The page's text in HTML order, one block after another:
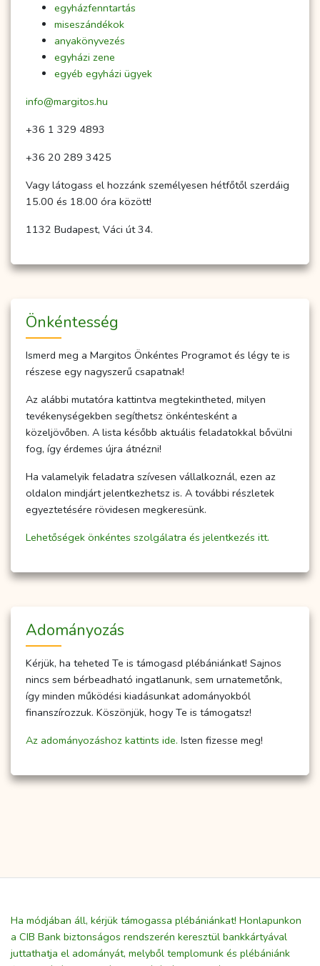
egyházfenntartás
miseszándékok
anyakönyvezés
egyházi zene
egyéb egyházi ügyek
info@margitos.hu
+36 1 329 4893
+36 20 289 3425
Vagy látogass el hozzánk személyesen hétfőtől szerdáig
15.00 és 18.00 óra között!
1132 Budapest, Váci út 34.
Önkéntesség
Ismerd meg a Margitos Önkéntes Programot és légy te is
részese egy nagyszerű csapatnak!
Az alábbi mutatóra kattintva megtekintheted, milyen
tevékenységekben segíthetsz önkéntesként a
közeljövőben. A lista később aktuális feladatokkal bővülni
fog, így érdemes újra átnézni!
Ha valamelyik feladatra szívesen vállalkoznál, ezen az
oldalon mindjárt jelentkezhetsz is. A további részletek
egyeztetésére rövidesen megkeresünk.
Lehetőségek önkéntes szolgálatra és jelentkezés itt.
Adományozás
Kérjük, ha teheted Te is támogasd plébániánkat! Sajnos
nincs sem bérbeadható ingatlanunk, sem urnatemetőnk,
így minden működési kiadásunkat adományokból
finanszírozzuk. Köszönjük, hogy Te is támogatsz!
Az adományozáshoz kattints ide. Isten fizesse meg!
Ha módjában áll, kérjük támogassa plébániánkat! Honlapunkon
a CIB Bank biztonságos rendszerén keresztül bankkártyával
juttathatja el adományát, melyből templomunk és plébániánk